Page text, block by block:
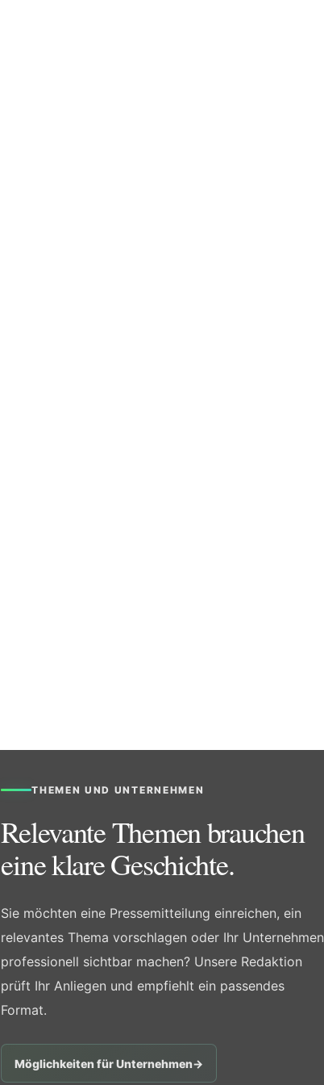
THEMEN UND UNTERNEHMEN
Relevante Themen brauchen
eine klare Geschichte.
Sie möchten eine Pressemitteilung einreichen, ein
relevantes Thema vorschlagen oder Ihr Unternehmen
professionell sichtbar machen? Unsere Redaktion
prüft Ihr Anliegen und empfiehlt ein passendes
Format.
Möglichkeiten für Unternehmen→